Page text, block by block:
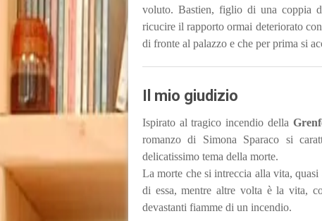
voluto. Bastien, figlio di una coppia
ricucire il rapporto ormai deteriorato
di fronte al palazzo e che per prima si
Il mio giudizio
Ispirato al tragico incendio della
romanzo di Simona Sparaco si
delicatissimo tema della morte.
La morte che si intreccia alla vita,
di essa, mentre altre volta è la vita,
devastanti fiamme di un incendio.